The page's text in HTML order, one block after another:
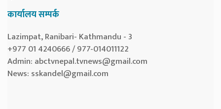
कार्यालय सम्पर्क
Lazimpat, Ranibari- Kathmandu - 3
+977 01 4240666 / 977-014011122
Admin: abctvnepal.tvnews@gmail.com
News: sskandel@gmail.com